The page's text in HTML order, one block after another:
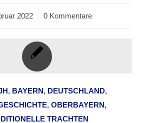
2022
/ 0 Kommentare
, BAYERN, DEUTSCHLAND,
,OBERBAYERN,
TRACHTEN